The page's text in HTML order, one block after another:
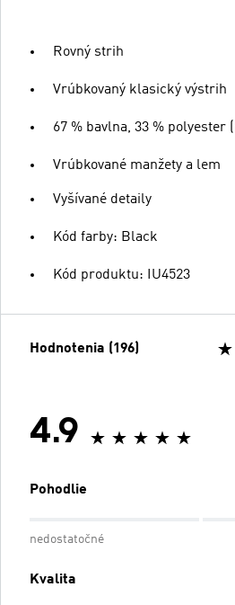
Rovný strih
Vrúbkovaný klasický výstrih
67 % bavlna, 33 % polyester
Vrúbkované manžety a lem
Vyšívané detaily
Kód farby: Black
Kód produktu: IU4523
Hodnotenia (196)
4.9
Pohodlie
nedostatočné
Kvalita